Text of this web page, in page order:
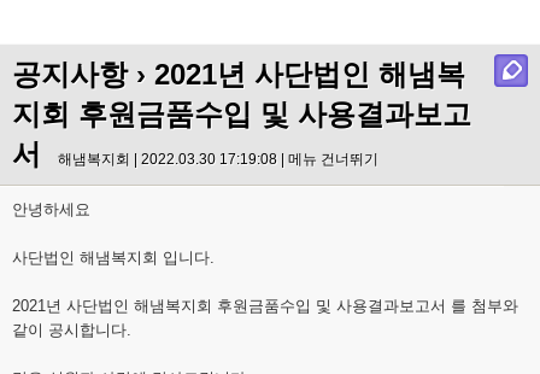
공지사항› 2021년 사단법인 해냄복
지회 후원금품수입 및 사용결과보고
서
해냄복지회 | 2022.03.30 17:19:08 | 메뉴 건너뛰기
안녕하세요
사단법인 해냄복지회 입니다.
2021년 사단법인 해냄복지회 후원금품수입 및 사용결과보고서 를 첨부와
같이 공시합니다.